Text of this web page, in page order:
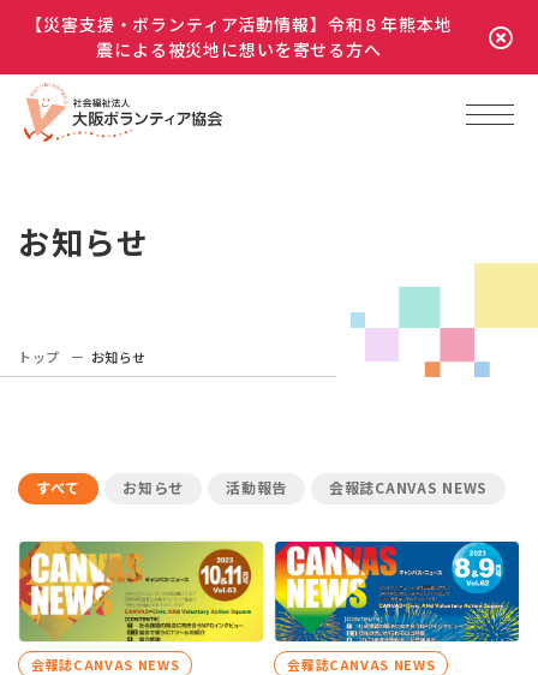
【災害支援・ボランティア活動情報】令和８年熊本地
震による被災地に想いを寄せる方へ
お知らせ
トップ お知らせ
すべて お知らせ 活動報告 会報誌CANVAS NEWS
会報誌CANVAS NEWS 会報誌CANVAS NEWS